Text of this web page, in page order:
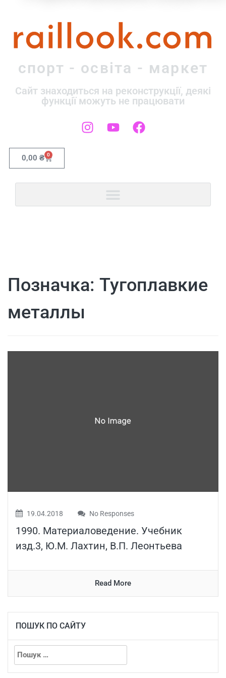
raillook.com
спорт - освіта - маркет
Сайт знаходиться на реконструкції, деякі
функції можуть не працювати
0,00 ₴ 0
Позначка: Тугоплавкие
металлы
19.04.2018 No Responses
1990. Материаловедение. Учебник
изд.3, Ю.М. Лахтин, В.П. Леонтьева
Read More
ПОШУК ПО САЙТУ